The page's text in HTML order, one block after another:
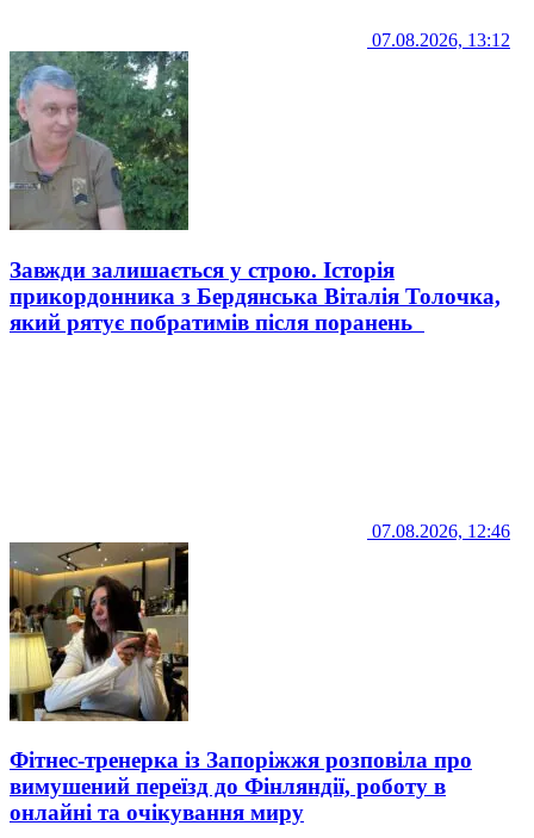
07.08.2026, 13:12
Завжди залишається у строю. Історія
прикордонника з Бердянська Віталія Толочка,
який рятує побратимів після поранень
07.08.2026, 12:46
Фітнес-тренерка із Запоріжжя розповіла про
вимушений переїзд до Фінляндії, роботу в
онлайні та очікування миру